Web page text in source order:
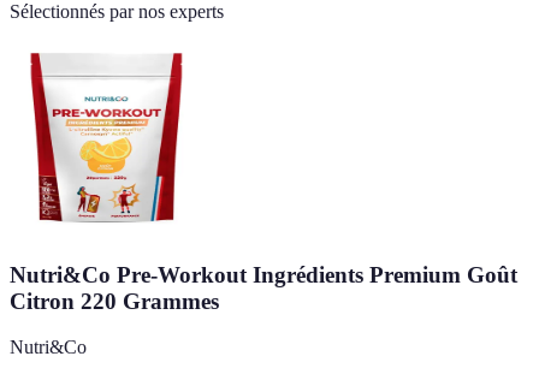
Sélectionnés par nos experts
Nutri&Co Pre-Workout Ingrédients Premium Goût
Citron 220 Grammes
Nutri&Co